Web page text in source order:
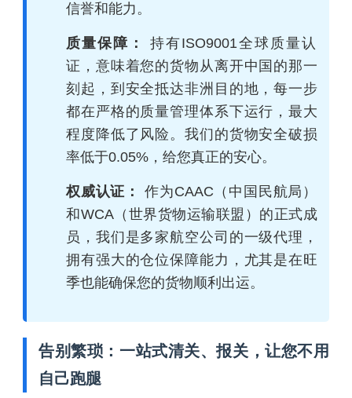
信誉和能力。
质量保障： 持有ISO9001全球质量认
证，意味着您的货物从离开中国的那一
刻起，到安全抵达非洲目的地，每一步
都在严格的质量管理体系下运行，最大
程度降低了风险。我们的货物安全破损
率低于0.05%，给您真正的安心。
权威认证： 作为CAAC（中国民航局）
和WCA（世界货物运输联盟）的正式成
员，我们是多家航空公司的一级代理，
拥有强大的仓位保障能力，尤其是在旺
季也能确保您的货物顺利出运。
告别繁琐：一站式清关、报关，让您不用
自己跑腿